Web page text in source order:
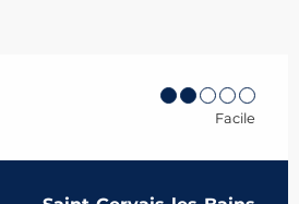
Facile